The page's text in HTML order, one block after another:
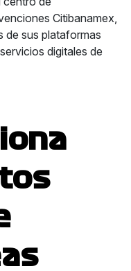
Citibanamex,
de sus plataformas
digitales de